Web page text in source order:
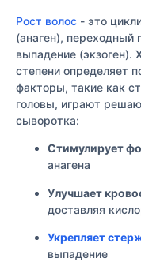
Рост волос - это
(анаген), переходный
выпадение (экзоген).
степени определяет
факторы, такие как
головы, играют
сыворотка:
Стимулирует
анагена
Улучшает
доставляя
Укрепляет
выпадение